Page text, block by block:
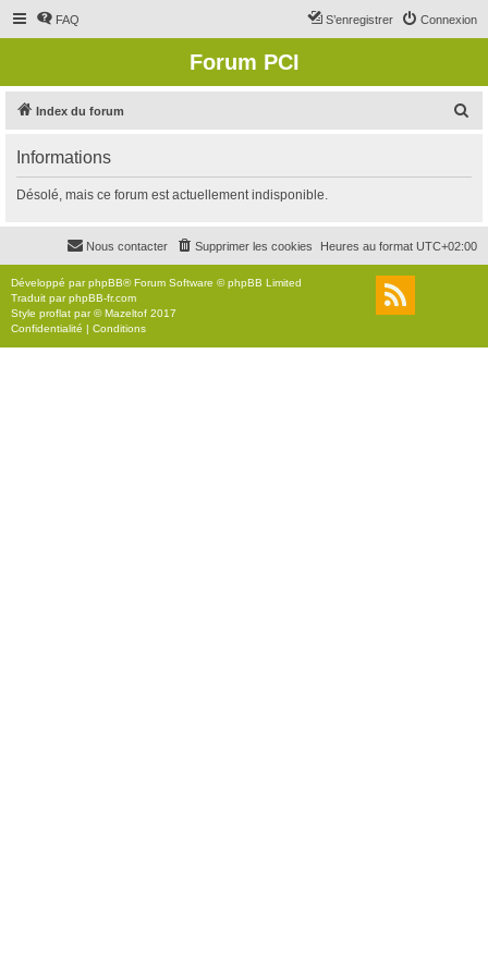
FAQ Connexion
S’enregistrer
Forum PCI
Index du forum
r
c
r
Informations
Désolé, mais ce forum est actuellement indisponible.
Heures au format UTC+02:00
Supprimer les cookies
Nous contacter
Développé parphpBB® Forum Software © phpBB Limited
Traduit parphpBB-fr.com
Style proflat par ©Mazeltof 2017
Confidentialité | Conditions